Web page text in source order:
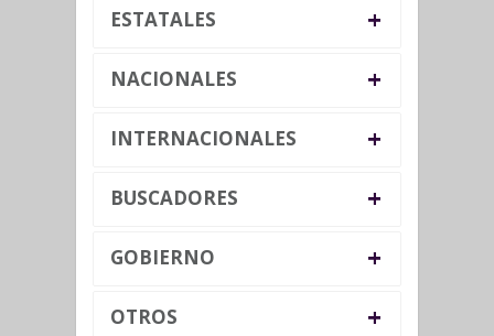
ESTATALES +
NACIONALES +
INTERNACIONALES +
BUSCADORES +
GOBIERNO +
OTROS +